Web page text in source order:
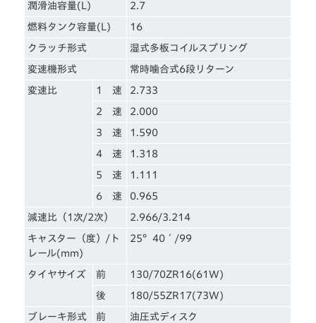
潤滑油容量(L) 2.7
燃料タンク容量(L) 16
クラッチ形式 湿式多板コイルスプリング
変速機形式 常時噛合式6段リターン
変速比 1 速 2.733
2 速 2.000
3 速 1.590
4 速 1.318
5 速 1.111
6 速 0.965
減速比（1次/2次） 2.966/3.214
キャスター（度）/ト
レール(mm)
25°40´/99
タイヤサイズ 前 130/70ZR16(61W)
後 180/55ZR17(73W)
ブレーキ形式 前 油圧式ディスク